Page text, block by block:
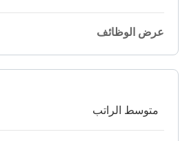
عرض الوظائف
متوسط الراتب